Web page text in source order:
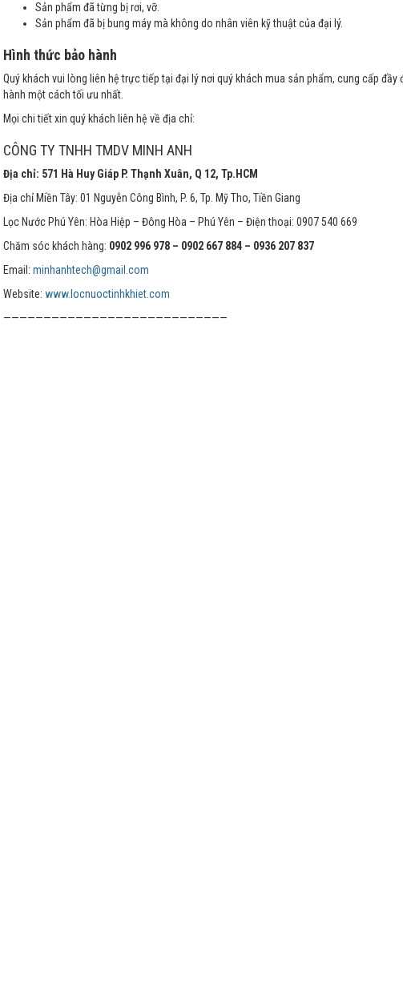
Sản phẩm đã từng bị rơi, vỡ.
Sản phẩm đã bị bung máy mà không do nhân viên kỹ thuật của đại lý.
Hình thức bảo hành
Quý khách vui lòng liên hệ trực tiếp tại đại lý nơi quý khách mua sản phẩm, cung cấp
hành một cách tối ưu nhất.
Mọi chi tiết xin quý khách liên hệ về địa chỉ:
CÔNG TY TNHH TMDV MINH ANH
Địa chỉ: 571 Hà Huy Giáp P. Thạnh Xuân, Q 12, Tp.HCM
Địa chỉ Miền Tây: 01 Nguyễn Công Bình, P. 6, Tp. Mỹ Tho, Tiền Giang
Lọc Nước Phú Yên: Hòa Hiệp – Đông Hòa – Phú Yên – Điện thoại: 0907 540 669
Chăm sóc khách hàng: 0902 996 978 – 0902 667 884 – 0936 207 837
Email: minhanhtech@gmail.com
Website: www.locnuoctinhkhiet.com
————————————————————————————